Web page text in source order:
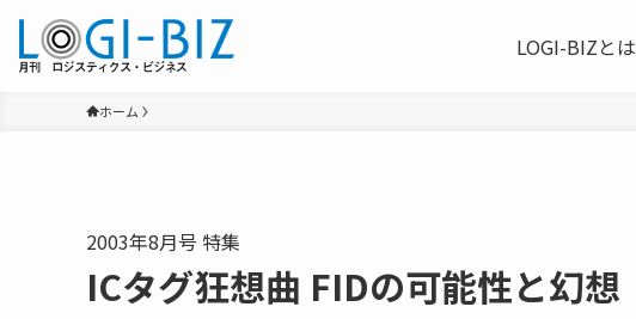
LOGI-BIZとは
ホーム
2003年8月号 特集
ICタグ狂想曲 FIDの可能性と幻想